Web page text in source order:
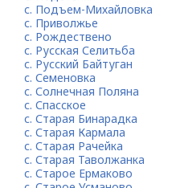
с. Подъем-Михайловка
с. Приволжье
с. Рождествено
с. Русская Селитьба
с. Русский Байтуган
с. Семеновка
с. Солнечная Поляна
с. Спасское
с. Старая Бинарадка
с. Старая Кармала
с. Старая Рачейка
с. Старая Таволжанка
с. Старое Ермаково